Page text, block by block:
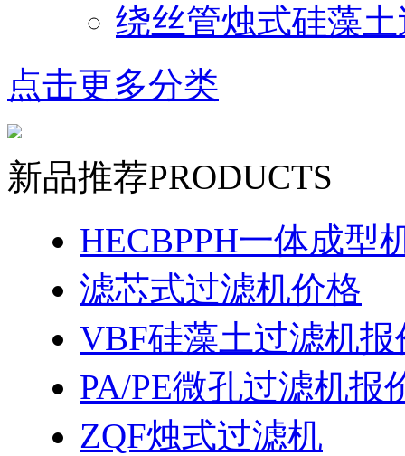
绕丝管烛式硅藻
点击更多分类
新品推荐PRODUCTS
HECBPPH一体成型
滤芯式过滤机价格
VBF硅藻土过滤机报
PA/PE微孔过滤机报
ZQF烛式过滤机